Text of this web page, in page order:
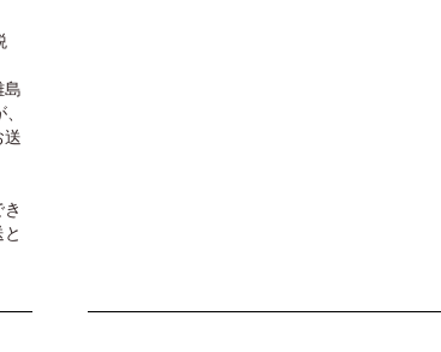
島
送